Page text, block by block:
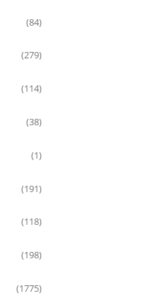
(84)
(279)
(114)
(38)
(1)
(191)
(118)
(198)
(1775)